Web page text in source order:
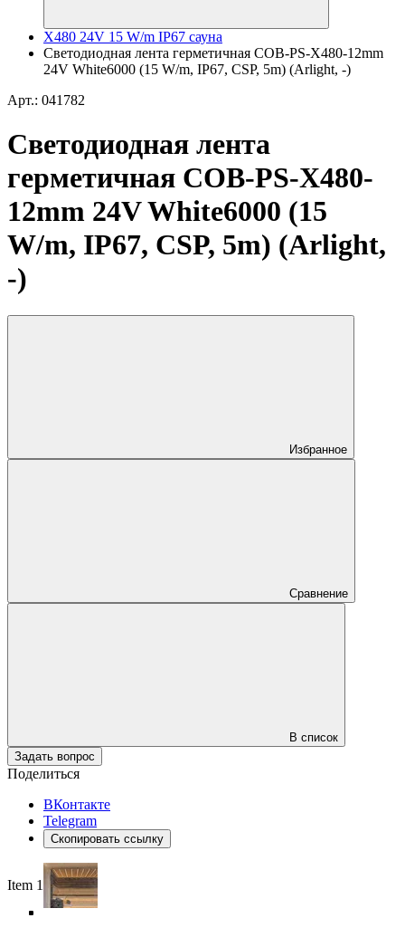
X480 24V 15 W/m IP67 сауна
Светодиодная лента герметичная COB-PS-X480-12mm
24V White6000 (15 W/m, IP67, CSP, 5m) (Arlight, -)
Арт.: 041782
Светодиодная лента
герметичная COB-PS-X480-
12mm 24V White6000 (15
W/m, IP67, CSP, 5m) (Arlight,
-)
Избранное
Сравнение
В список
Задать вопрос
Поделиться
ВКонтакте
Telegram
Скопировать ссылку
Item 1 of 5